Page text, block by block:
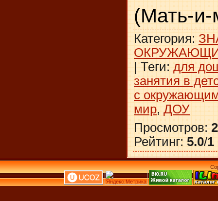
(Мать-и-
Категория:
| Теги: для
занятия в
с
мир, ДОУ
Просмотров:
Рейтинг: 5.0/1